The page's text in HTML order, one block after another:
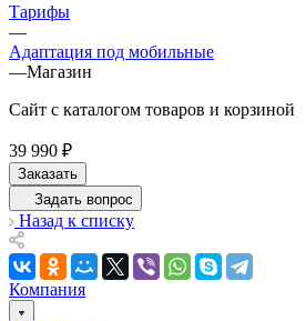
Тарифы
—
Адаптация под мобильные
—Магазин
Сайт с каталогом товаров и корзиной
39 990 ₽
Заказать
Задать вопрос
Назад к списку
Компания